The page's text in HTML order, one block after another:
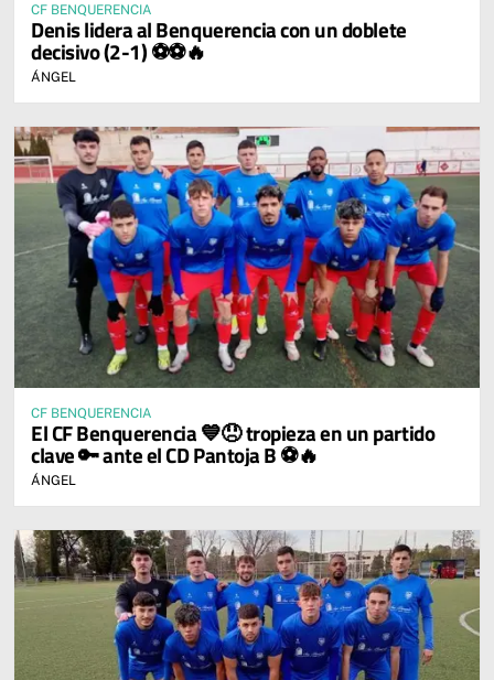
CF BENQUERENCIA
Denis lidera al Benquerencia con un doblete
decisivo (2-1) ⚽⚽🔥
ÁNGEL
CF BENQUERENCIA
El CF Benquerencia 💙😞 tropieza en un partido
clave 🔑 ante el CD Pantoja B ⚽🔥
ÁNGEL